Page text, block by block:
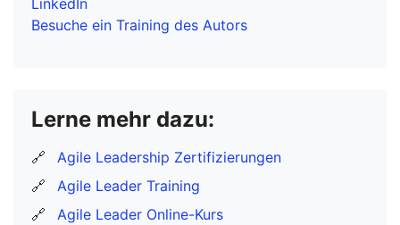
LinkedIn
Besuche ein Training des Autors
Lerne mehr dazu:
🔗
Agile Leadership Zertifizierungen
🔗
Agile Leader Training
🔗
Agile Leader Online-Kurs